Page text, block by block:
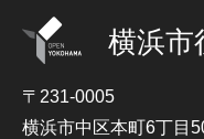
横浜市
〒231-0005
横浜市中区本町6丁目